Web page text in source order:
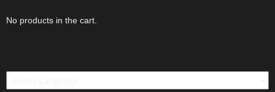
No products in the cart.